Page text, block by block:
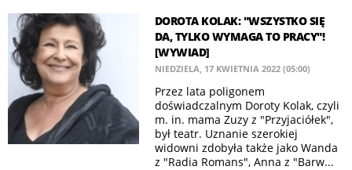
DOROTA KOLAK: "WSZYSTKO SIĘ
DA, TYLKO WYMAGA TO PRACY"!
[WYWIAD]
NIEDZIELA, 17 KWIETNIA 2022 (05:00)
Przez lata poligonem
doświadczalnym Doroty Kolak, czyli
m. in. mama Zuzy z "Przyjaciółek",
był teatr. Uznanie szerokiej
widowni zdobyła także jako Wanda
z "Radia Romans", Anna z "Barw...